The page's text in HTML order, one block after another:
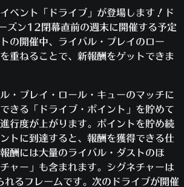
ベント「ドライブ」が登場します！ド
ズン12閉幕直前の週末に開催する予定
の開催中、ライバル・プレイのロー
重ねることで、新報酬をゲットできま
・プレイ・ロール・キューのマッチに
きる「ドライブ・ポイント」を貯めて
行度が上がります。ポイントを貯め続
トに到達すると、報酬を獲得できる仕
酬には大量のライバル・ダストのほ
ャー」も含まれます。シグネチャーは
るフレームです。次のドライブが開催